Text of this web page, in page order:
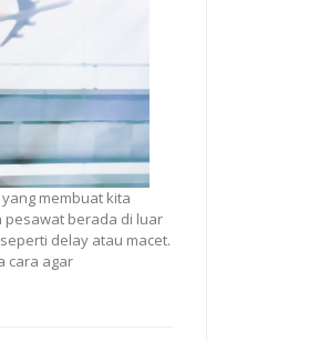
membuat kita
pesawat berada di luar
delay atau macet.
cara agar